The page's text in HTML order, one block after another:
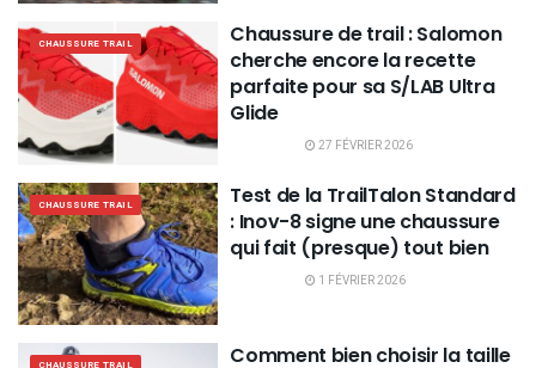
CHAUSSURE TRAIL
Chaussure de trail : Salomon
cherche encore la recette
parfaite pour sa S/LAB Ultra
Glide
27 FÉVRIER 2026
CHAUSSURE TRAIL
Test de la TrailTalon Standard
: Inov-8 signe une chaussure
qui fait (presque) tout bien
1 FÉVRIER 2026
CHAUSSURE TRAIL
Comment bien choisir la taille